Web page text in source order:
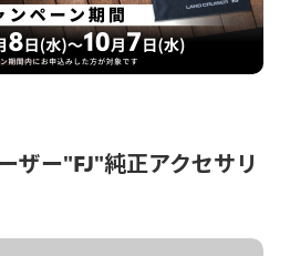
ザー"FJ"純正アクセサリ